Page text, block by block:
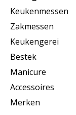
Keukenmessen
Zakmessen
Keukengerei
Bestek
Manicure
Accessoires
Merken